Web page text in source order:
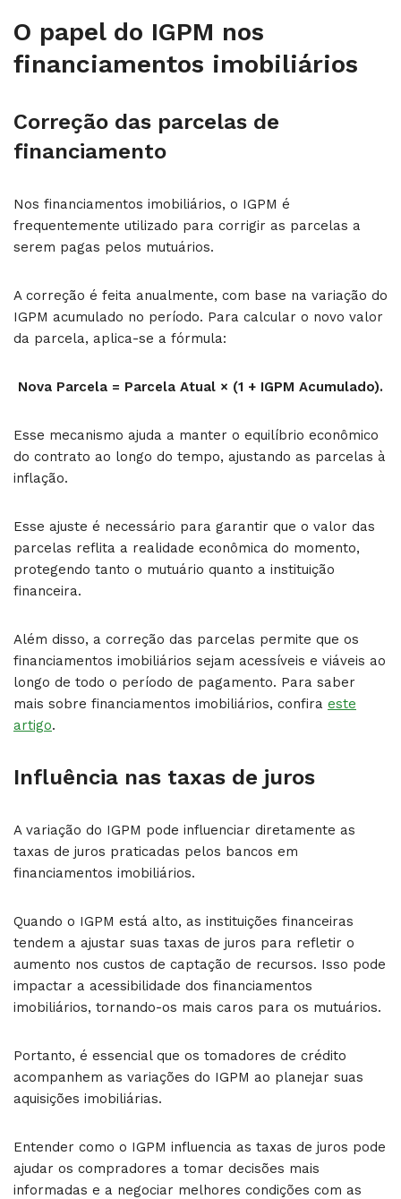
O papel do IGPM nos
financiamentos imobiliários
Correção das parcelas de
financiamento
Nos financiamentos imobiliários, o IGPM é
frequentemente utilizado para corrigir as parcelas a
serem pagas pelos mutuários.
A correção é feita anualmente, com base na variação do
IGPM acumulado no período. Para calcular o novo valor
da parcela, aplica-se a fórmula:
Nova Parcela = Parcela Atual × (1 + IGPM Acumulado).
Esse mecanismo ajuda a manter o equilíbrio econômico
do contrato ao longo do tempo, ajustando as parcelas à
inflação.
Esse ajuste é necessário para garantir que o valor das
parcelas reflita a realidade econômica do momento,
protegendo tanto o mutuário quanto a instituição
financeira.
Além disso, a correção das parcelas permite que os
financiamentos imobiliários sejam acessíveis e viáveis ao
longo de todo o período de pagamento. Para saber
mais sobre financiamentos imobiliários, confira este
artigo.
Influência nas taxas de juros
A variação do IGPM pode influenciar diretamente as
taxas de juros praticadas pelos bancos em
financiamentos imobiliários.
Quando o IGPM está alto, as instituições financeiras
tendem a ajustar suas taxas de juros para refletir o
aumento nos custos de captação de recursos. Isso pode
impactar a acessibilidade dos financiamentos
imobiliários, tornando-os mais caros para os mutuários.
Portanto, é essencial que os tomadores de crédito
acompanhem as variações do IGPM ao planejar suas
aquisições imobiliárias.
Entender como o IGPM influencia as taxas de juros pode
ajudar os compradores a tomar decisões mais
informadas e a negociar melhores condições com as